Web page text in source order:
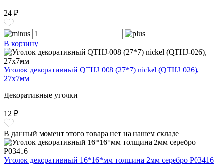
24 ₽
В корзину
Уголок декоративный QTHJ-008 (27*7) nickel (QTHJ-026),
27x7мм
Декоративные уголки
12 ₽
В данный момент этого товара нет на нашем складе
Уголок декоративный 16*16*мм толщина 2мм серебро P03416